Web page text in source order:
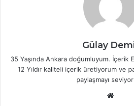
Gülay
35 Yaşında Ankara doğumluyum. İçerik
12 Yıldır kaliteli içerik üretiyorum ve
paylaşmayı